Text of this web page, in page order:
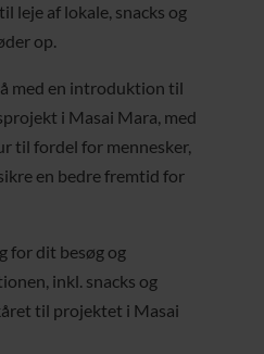
leje af lokale, snacks og
op.
med en introduktion til
i Masai Mara, med
til fordel for mennesker,
en bedre fremtid for
for dit besøg og
inkl. snacks og
til projektet i Masai